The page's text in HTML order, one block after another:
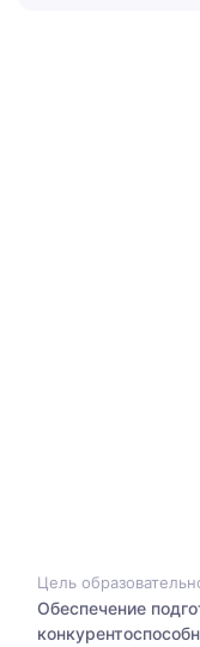
Цель
Обеспечение